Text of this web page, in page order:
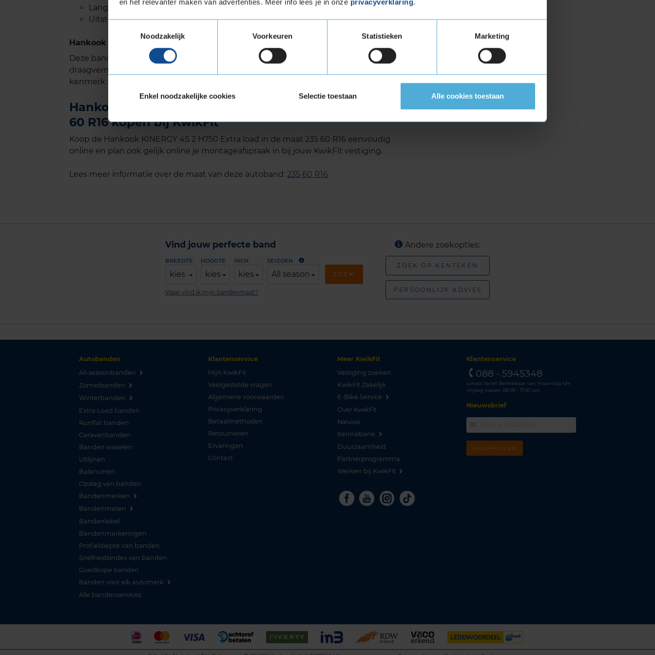
en het relevanter maken van advertenties. Meer info lees je in onze privacyverklaring.
Noodzakelijk
Voorkeuren Statistieken Marketing
Enkel noodzakelijke cookies Selectie toestaan Alle cookies toestaan
Lange levensduur.
Uitstekende handling op zowel droog als nat wegdek.
Hankook KINERGY 4S 2 H750 met Extra Load (verstevigde band)
Deze band is ook geschikt voor voertuigen die banden met een hoger
draagvermogen nodig hebben. Verstevigde banden zijn te herkennen aan het
kenmerk Extra Load.
Hankook KINERGY 4S 2 H750 Extra load in de maat 235
60 R16 kopen bij KwikFit
Koop de Hankook KINERGY 4S 2 H750 Extra load in de maat 235 60 R16 eenvoudig
online en plan ook gelijk online je montageafspraak in bij jouw KwikFit vestiging.
Lees meer informatie over de maat van deze autoband: 235 60 R16
Vind jouw perfecte band
BREEDTE
kies
HOOGTE
kies
INCH
kies
SEIZOEN
All season ZOEK
Waar vind ik mijn bandenmaat?
Andere zoekopties:
ZOEK OP KENTEKEN
PERSOONLIJK ADVIES
Autobanden
All-seasonbanden
Zomerbanden
Winterbanden
Extra Load banden
Runflat banden
Caravanbanden
Banden wisselen
Uitlijnen
Balanceren
Opslag van banden
Bandenmerken
Bandenmaten
Bandenlabel
Bandenmarkeringen
Profieldiepte van banden
Snelheidsindex van banden
Goedkope banden
Banden voor elk automerk
Alle bandenservices
Klantenservice
Mijn KwikFit
Veelgestelde vragen
Algemene voorwaarden
Privacyverklaring
Betaalmethoden
Retourneren
Ervaringen
Contact
Meer KwikFit
Vestiging zoeken
KwikFit Zakelijk
E-Bike Service
Over KwikFit
Nieuws
Kennisbank
Duurzaamheid
Partnerprogramma
Werken bij KwikFit
Facebook
YoutubeInstagram
Tiktok
Klantenservice
088 - 5945348
Lokaal tarief. Bereikbaar van maandag t/m
vrijdag tussen 08.00 - 17.30 uur.
Nieuwsbrief
INSCHRIJVEN